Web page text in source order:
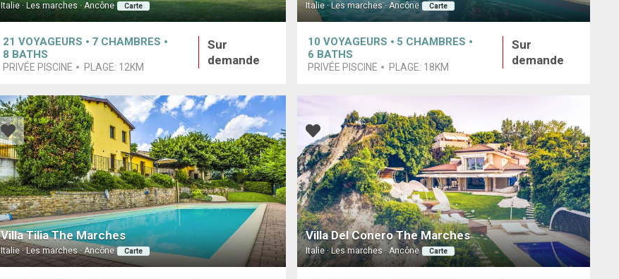
Italie · Les marches · Ancône Carte
21VOYAGEURS 7 CHAMBRES
8 BATHS
PRIVÉE PISCINE PLAGE: 12KM
Sur
demande
Italie · Les marches · Ancône Carte
10 VOYAGEURS 5 CHAMBRES
6 BATHS
PRIVÉE PISCINE PLAGE: 18KM
Sur
demande
Villa Tilia The Marches
Italie · Les marches · Ancône Carte
Villa Del Conero The Marches
Italie · Les marches · Ancône Carte